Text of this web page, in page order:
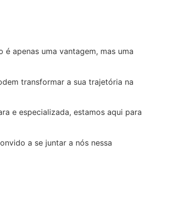
apenas uma vantagem, mas uma
transformar a sua trajetória na
e especializada, estamos aqui para
a se juntar a nós nessa